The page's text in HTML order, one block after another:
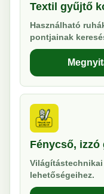
Textil gyűjtő
Használható
pontjainak
Fénycső,
lehetőségeihez.